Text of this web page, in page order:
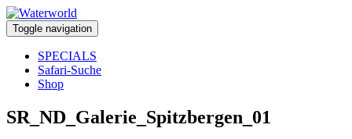
Toggle navigation
SPECIALS
Safari-Suche
Shop
SR_ND_Galerie_Spitzbergen_01